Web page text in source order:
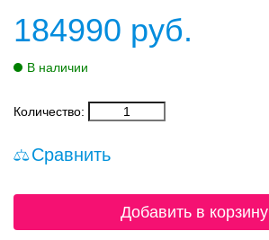
184990 руб.
В наличии
Количество:
Сравнить
Добавить в корзину